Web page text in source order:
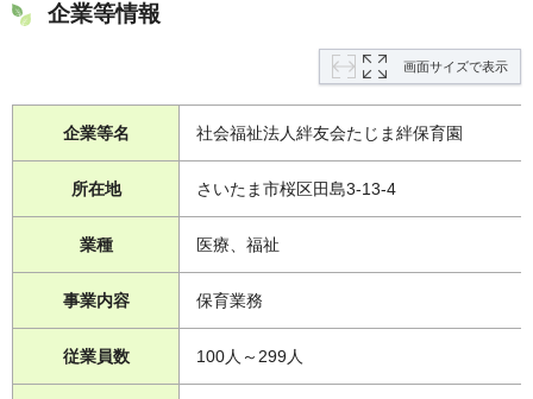
企業等情報
画面サイズで表示
企業等名 社会福祉法人絆友会たじま絆保育園
所在地 さいたま市桜区田島3-13-4
業種 医療、福祉
事業内容 保育業務
従業員数 100人～299人